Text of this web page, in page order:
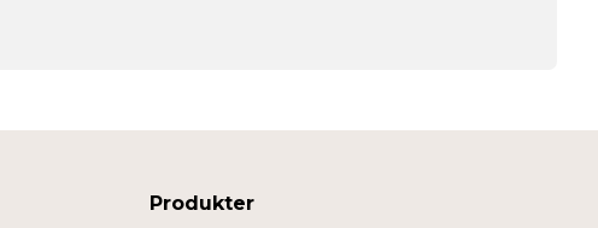
Produkter